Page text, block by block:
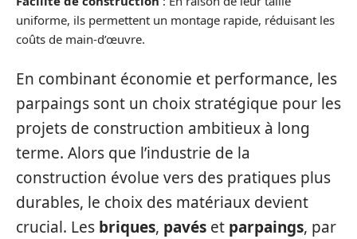
uniforme, ils permettent un montage rapide, réduisant les
coûts de main-d’œuvre.
En combinant économie et performance, les
parpaings sont un choix stratégique pour les
projets de construction ambitieux à long
terme. Alors que l’industrie de la
construction évolue vers des pratiques plus
durables, le choix des matériaux devient
crucial. Les briques, pavés et parpaings, par